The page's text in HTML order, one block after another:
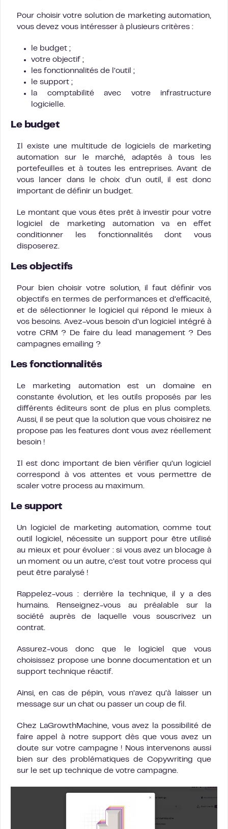
Pour choisir votre solution de marketing automation,
vous devez vous intéresser à plusieurs critères :
le budget ;
votre objectif ;
les fonctionnalités de l’outil ;
le support ;
la comptabilité avec votre infrastructure
logicielle.
Le budget
Il existe une multitude de logiciels de marketing
automation sur le marché, adaptés à tous les
portefeuilles et à toutes les entreprises. Avant de
vous lancer dans le choix d’un outil, il est donc
important de définir un budget.
Le montant que vous êtes prêt à investir pour votre
logiciel de marketing automation va en effet
conditionner les fonctionnalités dont vous
disposerez.
Les objectifs
Pour bien choisir votre solution, il faut définir vos
objectifs en termes de performances et d’efficacité,
et de sélectionner le logiciel qui répond le mieux à
vos besoins. Avez-vous besoin d’un logiciel intégré à
votre CRM ? De faire du lead management ? Des
campagnes emailing ?
Les fonctionnalités
Le marketing automation est un domaine en
constante évolution, et les outils proposés par les
différents éditeurs sont de plus en plus complets.
Aussi, il se peut que la solution que vous choisirez ne
propose pas les features dont vous avez réellement
besoin !
Il est donc important de bien vérifier qu’un logiciel
correspond à vos attentes et vous permettre de
scaler votre process au maximum.
Le support
Un logiciel de marketing automation, comme tout
outil logiciel, nécessite un support pour être utilisé
au mieux et pour évoluer : si vous avez un blocage à
un moment ou un autre, c’est tout votre process qui
peut être paralysé !
Rappelez-vous : derrière la technique, il y a des
humains. Renseignez-vous au préalable sur la
société auprès de laquelle vous souscrivez un
contrat.
Assurez-vous donc que le logiciel que vous
choisissez propose une bonne documentation et un
support technique réactif.
Ainsi, en cas de pépin, vous n’avez qu’à laisser un
message sur un chat ou passer un coup de fil.
Chez LaGrowthMachine, vous avez la possibilité de
faire appel à notre support dès que vous avez un
doute sur votre campagne ! Nous intervenons aussi
bien sur des problématiques de Copywriting que
sur le set up technique de votre campagne.